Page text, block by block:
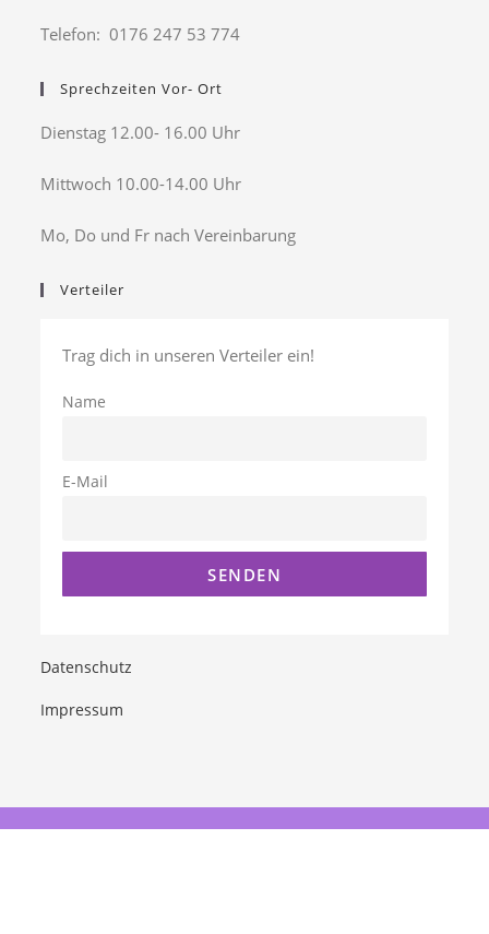
Telefon: 0176 247 53 774
Sprechzeiten Vor- Ort
Dienstag 12.00- 16.00 Uhr
Mittwoch 10.00-14.00 Uhr
Mo, Do und Fr nach Vereinbarung
Verteiler
Trag dich in unseren Verteiler ein!
Name
E-Mail
Datenschutz
Impressum